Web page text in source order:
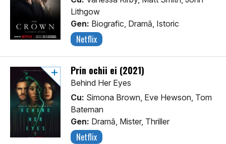
Lithgow
Gen: Biografic, Dramă, Istoric
Netflix
Prin ochii ei (2021)
Behind Her Eyes
Cu: Simona Brown, Eve Hewson, Tom
Bateman
Gen: Dramă, Mister, Thriller
Netflix